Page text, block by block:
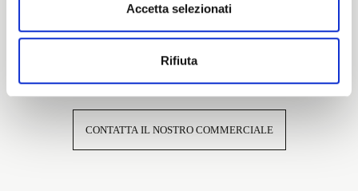
Accetta selezionati
Rifiuta
Interessato a questo tessuto?
CONTATTA IL NOSTRO COMMERCIALE